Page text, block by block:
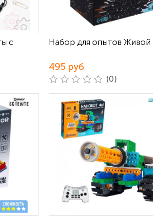
с
Набор для опытов Живой
495 руб
(0)